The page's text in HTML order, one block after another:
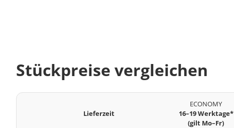
Stückpreise vergleichen
Lieferzeit
ECONOMY
16–19 Werktage*
(gilt Mo–Fr)